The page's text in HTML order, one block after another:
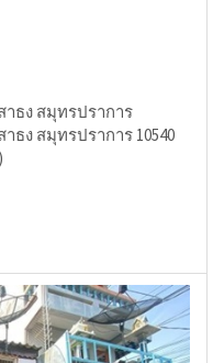
าธง สมุทรปราการ
ธง สมุทรปราการ 10540